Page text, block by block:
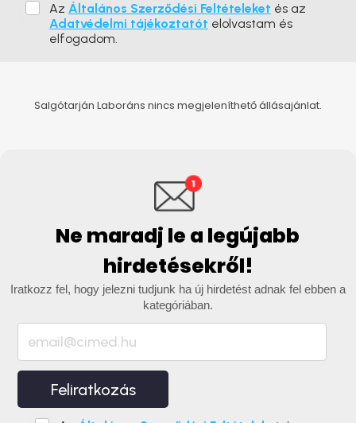
Az Általános Szerződési Feltételeket és az
Adatvédelmi tájékoztatót elolvastam és
elfogadom.
Salgótarján Laboráns nincs megjeleníthető állásajánlat.
Ne maradj le a legújabb
hirdetésekről!
Iratkozz fel, hogy jelezni tudjunk ha új hirdetést adnak fel ebben a
kategóriában.
Feliratkozás